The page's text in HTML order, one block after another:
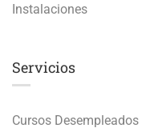
Instalaciones
Servicios
Cursos Desempleados